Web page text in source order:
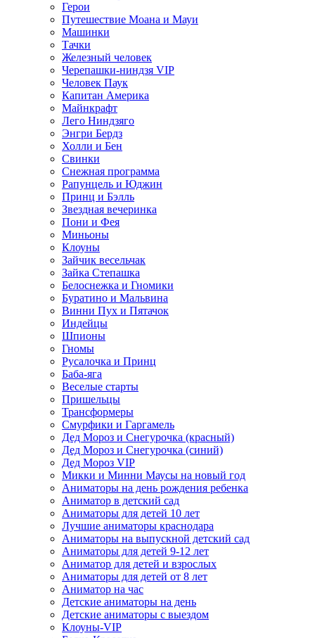
Герои
Путешествие Моана и Мауи
Машинки
Тачки
Железный человек
Черепашки-ниндзя VIP
Человек Паук
Капитан Америка
Майнкрафт
Лего Ниндзяго
Энгри Бердз
Холли и Бен
Свинки
Снежная программа
Рапунцель и Юджин
Принц и Бэлль
Звездная вечеринка
Пони и Фея
Миньоны
Клоуны
Зайчик весельчак
Зайка Степашка
Белоснежка и Гномики
Буратино и Мальвина
Винни Пух и Пятачок
Индейцы
Шпионы
Гномы
Русалочка и Принц
Баба-яга
Веселые старты
Пришельцы
Трансформеры
Смурфики и Гаргамель
Дед Мороз и Снегурочка (красный)
Дед Мороз и Снегурочка (синий)
Дед Мороз VIP
Микки и Минни Маусы на новый год
Аниматоры на день рождения ребенка
Аниматор в детский сад
Аниматоры для детей 10 лет
Лучшие аниматоры краснодара
Аниматоры на выпускной детский сад
Аниматоры для детей 9-12 лет
Аниматор для детей и взрослых
Аниматоры для детей от 8 лет
Аниматор на час
Детские аниматоры на день
Детские аниматоры с выездом
Клоуны-VIP